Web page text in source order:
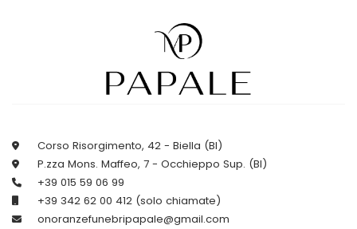
Corso Risorgimento, 42 - Biella (BI)
P.zza Mons. Maffeo, 7 - Occhieppo Sup. (BI)
+39 015 59 06 99
+39 342 62 00 412 (solo chiamate)
onoranzefunebripapale@gmail.com